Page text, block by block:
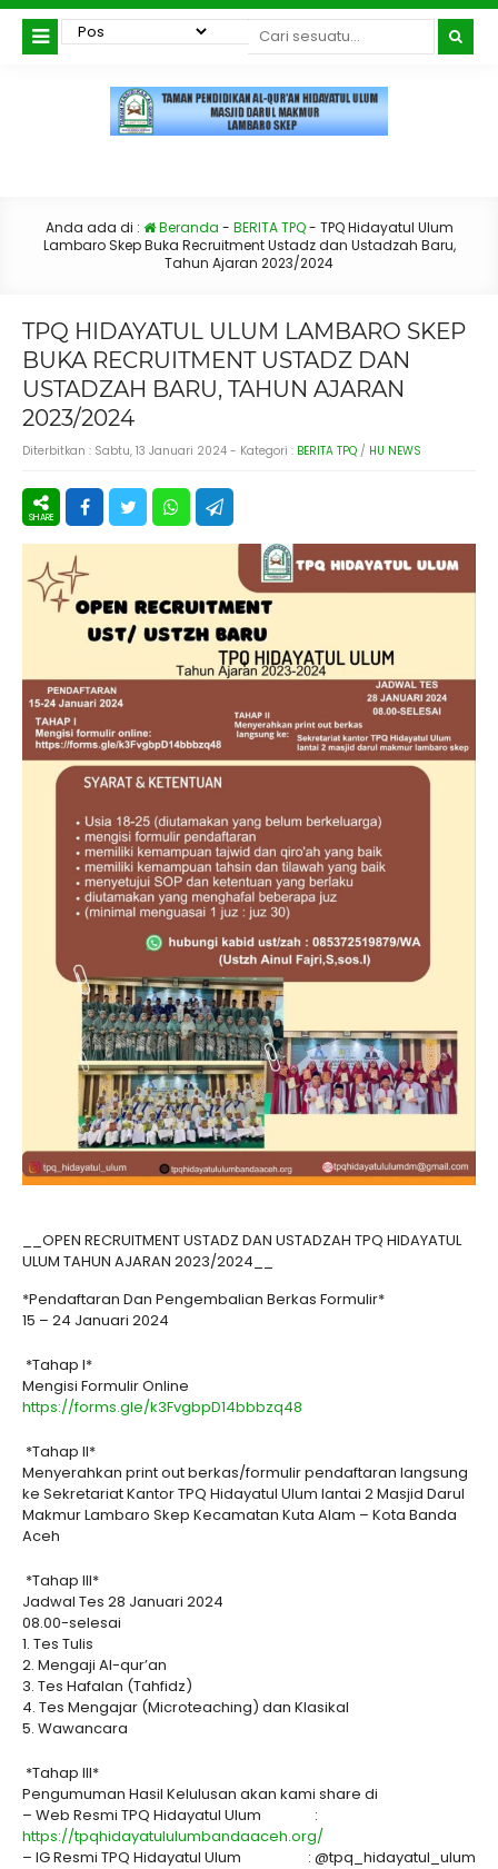
Anda ada di : Beranda - BERITA TPQ- TPQ Hidayatul Ulum
Lambaro Skep Buka Recruitment Ustadz dan Ustadzah Baru,
Tahun Ajaran 2023/2024
TPQ HIDAYATUL ULUM LAMBARO SKEP
BUKA RECRUITMENT USTADZ DAN
USTADZAH BARU, TAHUN AJARAN
2023/2024
Diterbitkan : Sabtu, 13 Januari 2024 - Kategori : BERITA TPQ / HU NEWS
__OPEN RECRUITMENT USTADZ DAN USTADZAH TPQ HIDAYATUL
ULUM TAHUN AJARAN 2023/2024__
*Pendaftaran Dan Pengembalian Berkas Formulir*
15 – 24 Januari 2024
*Tahap I*
Mengisi Formulir Online
https://forms.gle/k3FvgbpD14bbbzq48
*Tahap II*
Menyerahkan print out berkas/formulir pendaftaran langsung
ke Sekretariat Kantor TPQ Hidayatul Ulum lantai 2 Masjid Darul
Makmur Lambaro Skep Kecamatan Kuta Alam – Kota Banda
Aceh
*Tahap III*
Jadwal Tes 28 Januari 2024
08.00-selesai
1. Tes Tulis
2. Mengaji Al-qur’an
3. Tes Hafalan (Tahfidz)
4. Tes Mengajar (Microteaching) dan Klasikal
5. Wawancara
*Tahap III*
Pengumuman Hasil Kelulusan akan kami share di
– Web Resmi TPQ Hidayatul Ulum :
https://tpqhidayatululumbandaaceh.org/
– IG Resmi TPQ Hidayatul Ulum : @tpq_hidayatul_ulum